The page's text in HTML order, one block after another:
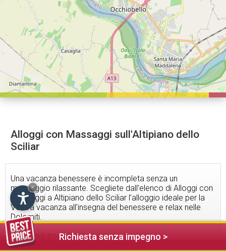
Alloggi con Massaggi sull'Altipiano dello
Sciliar
Una vacanza benessere è incompleta senza un
massaggio rilassante. Scegliete dall’elenco di Alloggi con
massaggi a Altipiano dello Sciliar l’alloggio ideale per la
Vostra vacanza all’insegna del benessere e relax nelle
Dolomiti.
31alloggi trovatiRichiesta senza impegno >
×